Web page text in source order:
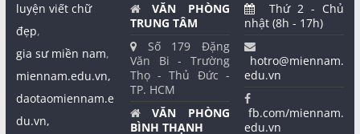
luyện viết chữ
đẹp,
gia sư miền nam,
miennam.edu.vn,
daotaomiennam.e
du.vn,
VĂN PHÒNG
TRUNG TÂM
Số 179 Đặng
Văn Bi - Trường
Thọ - Thủ Đức -
TP. HCM
VĂN PHÒNG
BÌNH THẠNH
Thứ 2 - Chủ
nhật (8h - 17h)
hotro@miennam.
edu.vn
fb.com/miennam.
edu.vn